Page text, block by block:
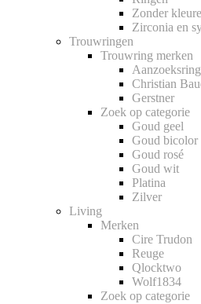
Zonder
Zirconia en
Trouwringen
Trouwring merken
Christian
Gerstner
Zoek op categorie
Goud geel
Goud bicolor
Goud rosé
Goud wit
Platina
Zilver
Living
Merken
Cire Trudon
Reuge
Qlocktwo
Wolf1834
Zoek op categorie